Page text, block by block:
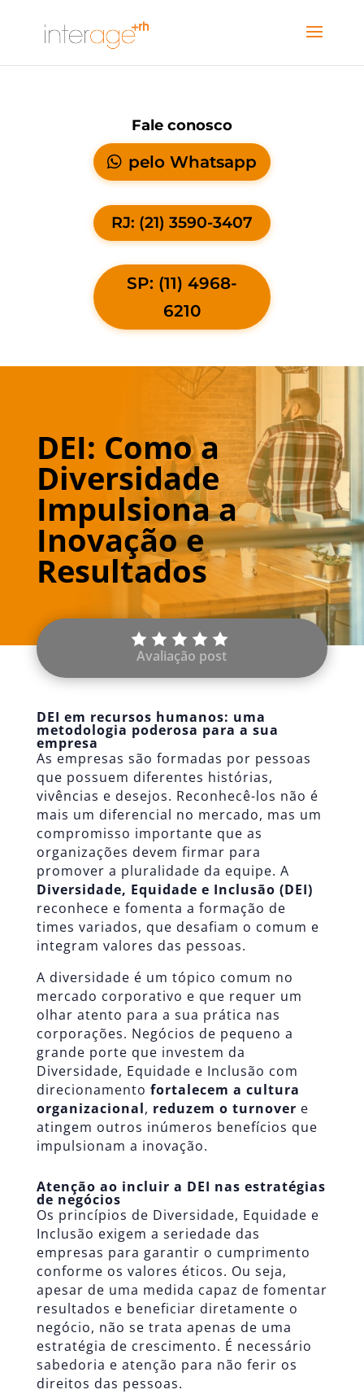
Fale conosco
pelo Whatsapp
RJ: (21) 3590-3407
SP: (11) 4968-
6210
DEI: Como a
Diversidade
Impulsiona a
Inovação e
Resultados
Avaliação post
DEI em recursos humanos: uma
metodologia poderosa para a sua
empresa
As empresas são formadas por pessoas
que possuem diferentes histórias,
vivências e desejos. Reconhecê-los não é
mais um diferencial no mercado, mas um
compromisso importante que as
organizações devem firmar para
promover a pluralidade da equipe. A
Diversidade, Equidade e Inclusão (DEI)
reconhece e fomenta a formação de
times variados, que desafiam o comum e
integram valores das pessoas.
A diversidade é um tópico comum no
mercado corporativo e que requer um
olhar atento para a sua prática nas
corporações. Negócios de pequeno a
grande porte que investem da
Diversidade, Equidade e Inclusão com
direcionamento fortalecem a cultura
organizacional, reduzem o turnover e
atingem outros inúmeros benefícios que
impulsionam a inovação.
Atenção ao incluir a DEI nas estratégias
de negócios
Os princípios de Diversidade, Equidade e
Inclusão exigem a seriedade das
empresas para garantir o cumprimento
conforme os valores éticos. Ou seja,
apesar de uma medida capaz de fomentar
resultados e beneficiar diretamente o
negócio, não se trata apenas de uma
estratégia de crescimento. É necessário
sabedoria e atenção para não ferir os
direitos das pessoas.